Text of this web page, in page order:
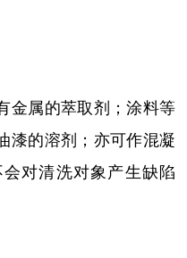
金属的萃取剂；涂料等
漆的溶剂；亦可作混凝
会对清洗对象产生缺陷